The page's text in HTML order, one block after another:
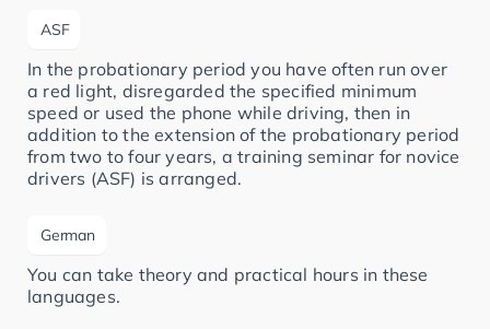
ASF
In the probationary period you have often run over
a red light, disregarded the specified minimum
speed or used the phone while driving, then in
addition to the extension of the probationary period
from two to four years, a training seminar for novice
drivers (ASF) is arranged.
German
You can take theory and practical hours in these
languages.